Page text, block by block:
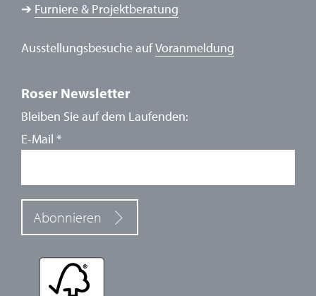
➔ Furniere & Projektberatung
Ausstellungsbesuche aufVoranmeldung
Roser Newsletter
Bleiben Sie auf dem Laufenden:
E-Mail *
Abonnieren